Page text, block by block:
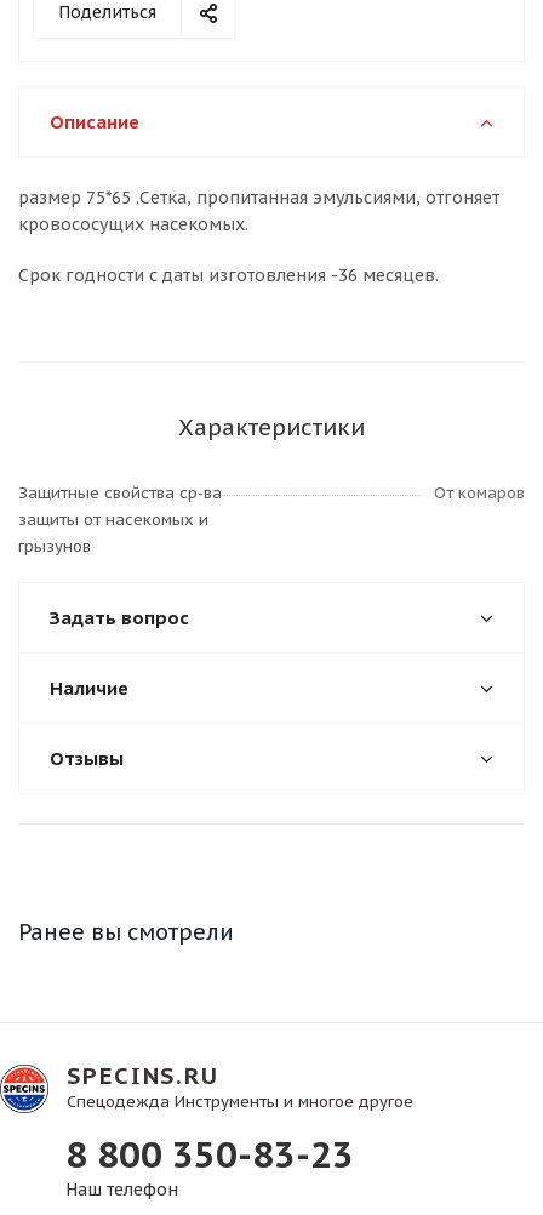
Поделиться
Описание
размер 75*65 .Сетка, пропитанная эмульсиями, отгоняет
кровососущих насекомых.
Срок годности с даты изготовления -36 месяцев.
Характеристики
Защитные свойства ср-ва
защиты от насекомых и
грызунов
От комаров
Задать вопрос
Наличие
Отзывы
Ранее вы смотрели
SPECINS.RU
Спецодежда Инструменты и многое другое
8 800 350-83-23
Наш телефон